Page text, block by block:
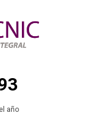
año